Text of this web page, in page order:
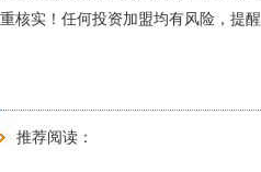
重核实！任何投资加盟均有风险，提
推荐阅读：